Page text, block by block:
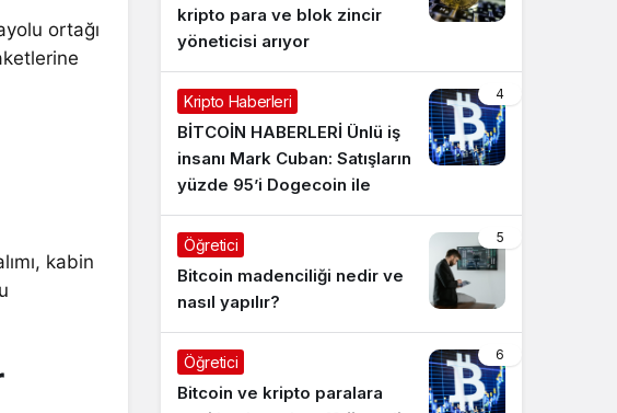
ortağı
kabin
kripto para ve blok zincir
yöneticisi arıyor
4
Kripto Haberleri
BİTCOİN HABERLERİ Ünlü iş
insanı Mark Cuban: Satışların
yüzde 95’i Dogecoin ile
5
Öğretici
Bitcoin madenciliği nedir ve
nasıl yapılır?
6
Öğretici
Bitcoin ve kripto paralara